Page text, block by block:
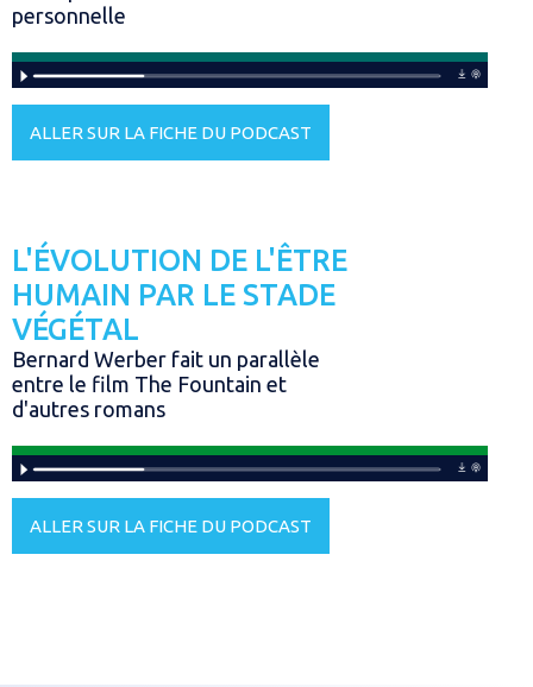
personnelle
ALLER SUR LA FICHE DU PODCAST
L'ÉVOLUTION DE L'ÊTRE
HUMAIN PAR LE STADE
VÉGÉTAL
Bernard Werber fait un parallèle
entre le film The Fountain et
d'autres romans
ALLER SUR LA FICHE DU PODCAST